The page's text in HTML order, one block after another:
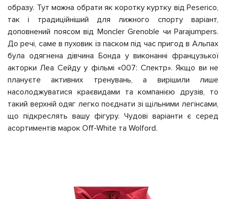
образу. Тут можна обрати як коротку куртку від Peserico,
так і традиційніший для лижного спорту варіант,
доповнений поясом від Moncler Grenoble чи Parajumpers.
До речі, саме в пуховик із паском під час пригод в Альпах
була одягнена дівчина Бонда у виконанні французької
акторки Леа Сейду у фільмі «007: Спектр». Якщо ви не
плануєте активних тренувань, а вирішили лише
насолоджуватися краєвидами та компанією друзів, то
такий верхнійодяг легко поєднати зі щільними легінсами,
що підкреслять вашу фігуру. Чудові варіанти є серед
асортиментів марок Off-White та Wolford.